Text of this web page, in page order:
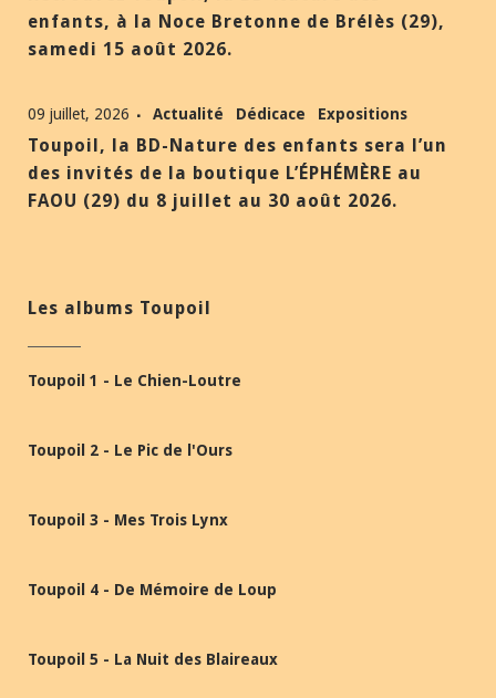
enfants, à la Noce Bretonne de Brélès (29),
samedi 15 août 2026.
09 juillet, 2026 Actualité Dédicace Expositions
Toupoil, la BD-Nature des enfants sera l’un
des invités de la boutique L’ÉPHÉMÈRE au
FAOU (29) du 8 juillet au 30 août 2026.
Les albums Toupoil
Toupoil 1 - Le Chien-Loutre
Toupoil 2 - Le Pic de l'Ours
Toupoil 3 - Mes Trois Lynx
Toupoil 4 - De Mémoire de Loup
Toupoil 5 - La Nuit des Blaireaux